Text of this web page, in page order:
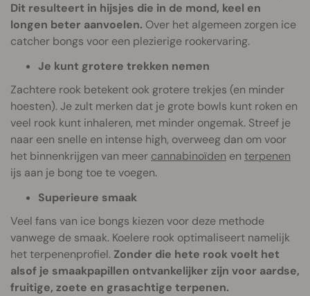
Dit resulteert in hijsjes die in de mond, keel en
longen beter aanvoelen. Over het algemeen zorgen ice
catcher bongs voor een plezierige rookervaring.
Je kunt grotere trekken nemen
Zachtere rook betekent ook grotere trekjes (en minder
hoesten). Je zult merken dat je grote bowls kunt roken en
veel rook kunt inhaleren, met minder ongemak. Streef je
naar een snelle en intense high, overweeg dan om voor
het binnenkrijgen van meer cannabinoïden en terpenen
ijs aan je bong toe te voegen.
Superieure smaak
Veel fans van ice bongs kiezen voor deze methode
vanwege de smaak. Koelere rook optimaliseert namelijk
het terpenenprofiel. Zonder die hete rook voelt het
alsof je smaakpapillen ontvankelijker zijn voor aardse,
fruitige, zoete en grasachtige terpenen.